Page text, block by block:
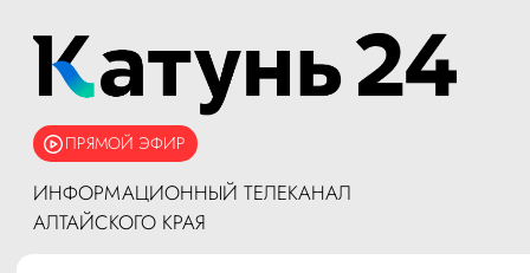
ПРЯМОЙ ЭФИР
ИНФОРМАЦИОННЫЙ ТЕЛЕКАНАЛ
АЛТАЙСКОГО КРАЯ